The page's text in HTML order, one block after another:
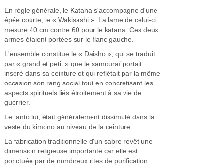
En règle générale, le Katana s'accompagne d'une
épée courte, le « Wakisashi ». La lame de celui-ci
mesure 40 cm contre 60 pour le katana. Ces deux
armes étaient portées sur le flanc gauche.
L'ensemble constitue le « Daisho », qui se traduit
par « grand et petit » que le samouraï portait
inséré dans sa ceinture et qui reflétait par la même
occasion son rang social tout en concrétisant les
aspects spirituels liés étroitement à sa vie de
guerrier.
Le tanto lui, était généralement dissimulé dans la
veste du kimono au niveau de la ceinture.
La fabrication traditionnelle d'un sabre revêt une
dimension religieuse importante car elle est
ponctuée par de nombreux rites de purification